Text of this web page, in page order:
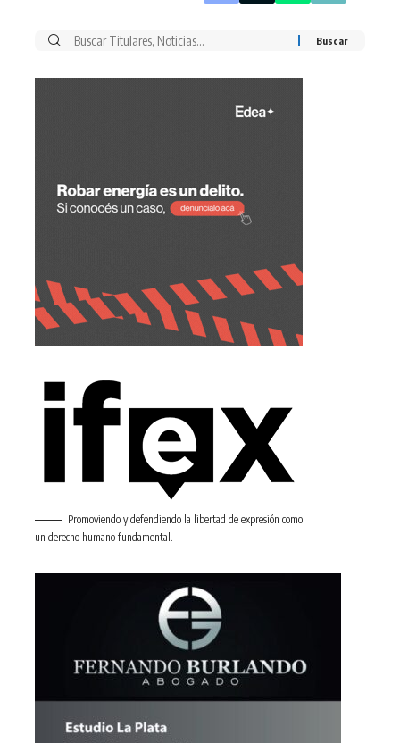
Buscar
Promoviendo y defendiendo la libertad de expresión como
un derecho humano fundamental.